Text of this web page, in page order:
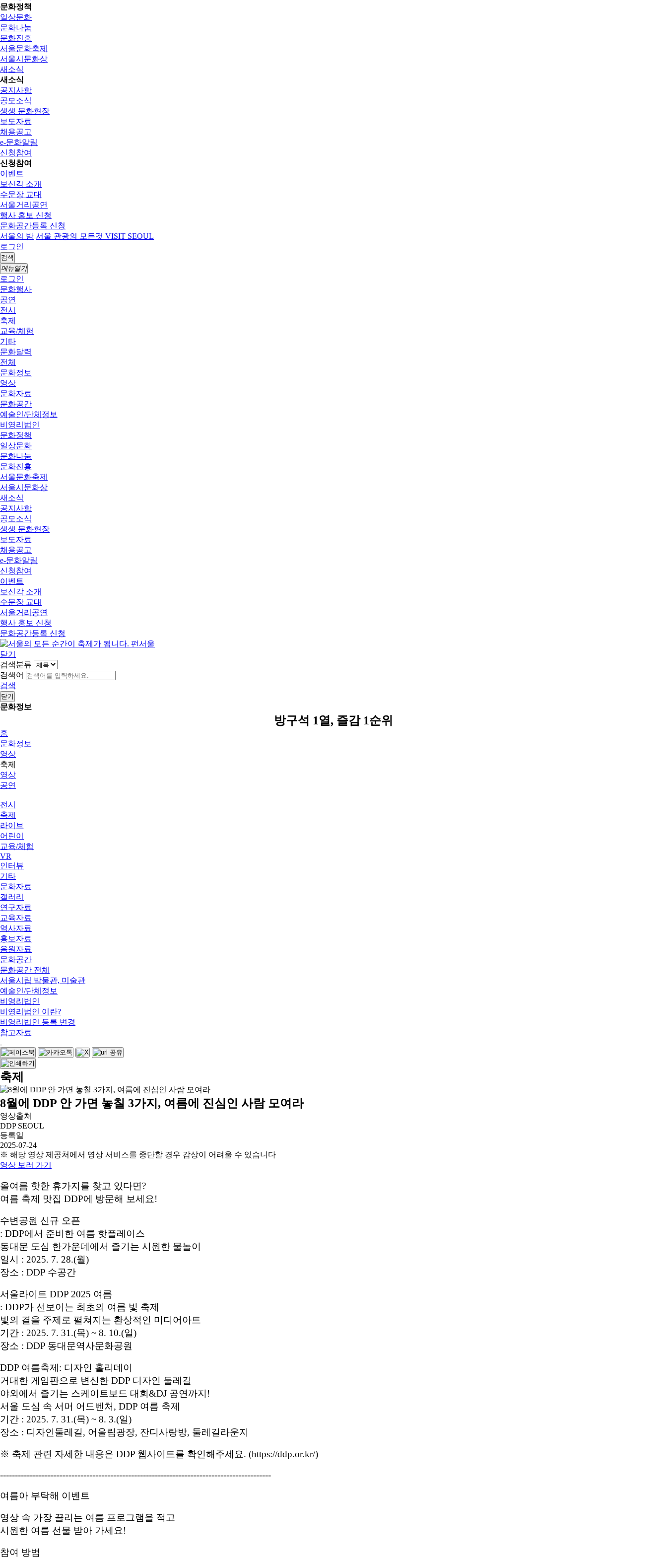
문화정책
일상문화
문화나눔
문화진흥
서울문화축제
서울시문화상
새소식
새소식
공지사항
공모소식
생생 문화현장
보도자료
채용공고
e-문화알림
신청참여
신청참여
이벤트
보신각 소개
수문장 교대
서울거리공연
행사 홍보 신청
문화공간등록 신청
서울의 밤 서울 관광의 모든것 VISIT SEOUL
로그인
검색
메뉴열기
로그인
문화행사
공연
전시
축제
교육/체험
기타
문화달력
전체
문화정보
영상
문화자료
문화공간
예술인/단체정보
비영리법인
문화정책
일상문화
문화나눔
문화진흥
서울문화축제
서울시문화상
새소식
공지사항
공모소식
생생 문화현장
보도자료
채용공고
e-문화알림
신청참여
이벤트
보신각 소개
수문장 교대
서울거리공연
행사 홍보 신청
문화공간등록 신청
닫기
검색분류
검색어
검색
닫기
문화정보
방구석 1열, 즐감 1순위
홈
문화정보
영상
축제
영상
공연
전시
축제
라이브
어린이
교육/체험
VR
인터뷰
기타
문화자료
갤러리
연구자료
교육자료
역사자료
홍보자료
음원자료
문화공간
문화공간 전체
서울시립 박물관, 미술관
예술인/단체정보
비영리법인
비영리법인 이란?
비영리법인 등록 변경
참고자료
축제
8월에 DDP 안 가면 놓칠 3가지, 여름에 진심인 사람 모여라
영상출처
DDP SEOUL
등록일
2025-07-24
※ 해당 영상 제공처에서 영상 서비스를 중단할 경우 감상이 어려울 수 있습니다
영상 보러 가기
올여름 핫한 휴가지를 찾고 있다면?
여름 축제 맛집 DDP에 방문해 보세요!
수변공원 신규 오픈
: DDP에서 준비한 여름 핫플레이스
동대문 도심 한가운데에서 즐기는 시원한 물놀이
일시 : 2025. 7. 28.(월)
장소 : DDP 수공간
서울라이트 DDP 2025 여름
: DDP가 선보이는 최초의 여름 빛 축제
빛의 결을 주제로 펼쳐지는 환상적인 미디어아트
기간 : 2025. 7. 31.(목) ~ 8. 10.(일)
장소 : DDP 동대문역사문화공원
DDP 여름축제: 디자인 홀리데이
거대한 게임판으로 변신한 DDP 디자인 둘레길
야외에서 즐기는 스케이트보드 대회&DJ 공연까지!
서울 도심 속 서머 어드벤처, DDP 여름 축제
기간 : 2025. 7. 31.(목) ~ 8. 3.(일)
장소 : 디자인둘레길, 어울림광장, 잔디사랑방, 둘레길라운지
※ 축제 관련 자세한 내용은 DDP 웹사이트를 확인해주세요. (https://ddp.or.kr/)
-------------------------------------------------------------------------------------------
여름아 부탁해 이벤트
영상 속 가장 끌리는 여름 프로그램을 적고
시원한 여름 선물 받아 가세요!
참여 방법